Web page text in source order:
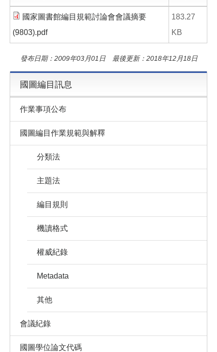
國家圖書館編目規範討論會會議摘要
(9803).pdf
183.27
KB
發布日期：2009年03月01日 最後更新：2018年12月18日
國圖編目訊息
作業事項公布
國圖編目作業規範與解釋
分類法
主題法
編目規則
機讀格式
權威紀錄
Metadata
其他
會議紀錄
國圖學位論文代碼